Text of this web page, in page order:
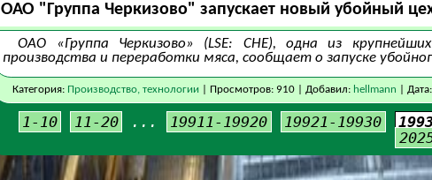
ОАО "Группа Черкизово" запускает новый убойный
ОАО «Группа Черкизово» (LSE: CHE), одна из
производства и переработки мяса, сообщает о запуске
Категория: Производство, технологии| Просмотров: 910 | Добавил: hellmann | Дата:
1-10 11-20 ... 19911-19920 19921-19930